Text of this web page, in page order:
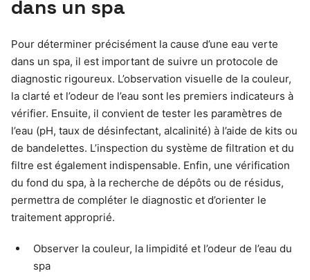
dans un spa
Pour déterminer précisément la cause d’une eau verte
dans un spa, il est important de suivre un protocole de
diagnostic rigoureux. L’observation visuelle de la couleur,
la clarté et l’odeur de l’eau sont les premiers indicateurs à
vérifier. Ensuite, il convient de tester les paramètres de
l’eau (pH, taux de désinfectant, alcalinité) à l’aide de kits ou
de bandelettes. L’inspection du système de filtration et du
filtre est également indispensable. Enfin, une vérification
du fond du spa, à la recherche de dépôts ou de résidus,
permettra de compléter le diagnostic et d’orienter le
traitement approprié.
Observer la couleur, la limpidité et l’odeur de l’eau du
spa